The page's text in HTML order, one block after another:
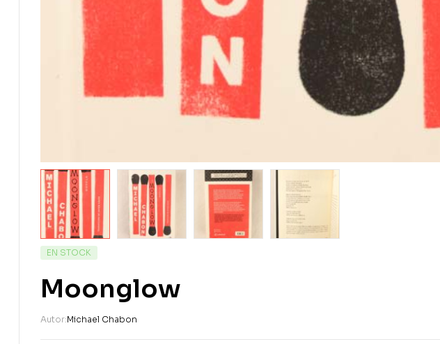
EN STOCK
Moonglow
Autor:Michael Chabon